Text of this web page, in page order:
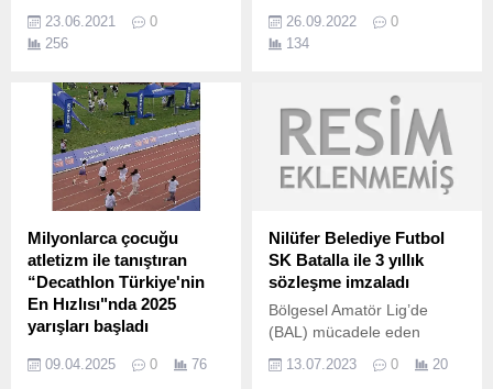
yorulduğundan ve kulüp ile
anlaşamadığından dolayı
imzalamayacağı iddia edildi.
Ancak dün Beşiktaş Kulüp
Başkanı Ahmet Nur Çebi ile
yaptığı görüşme sonrası
anlaşmaya varıldığı
öğrenildi. Beşiktaş Kulübü
anlaşmayı sosyal medyada
paylaştıkları bu fotoğraf ile
duyurdu.
23.06.2021
0
256
26.09.2022
0
134
Milyonlarca çocuğu
atletizm ile tanıştıran
“Decathlon Türkiye'nin
En Hızlısı"nda 2025
yarışları başladı
Decathlon’un isim
sponsorluğunda ve Türkiye
09.04.2025 0 76
Nilüfer Belediye Futbol
SK Batalla ile 3 yıllık
sözleşme imzaladı
Bölgesel Amatör Lig’de
(BAL) mücadele eden
Nilüfer Belediye Futbol Spor
Kulübü (FSK), teknik
13.07.2023 0 20